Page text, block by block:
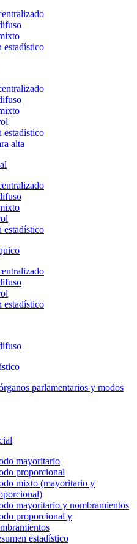
estadístico
estadístico
alta
estadístico
estadístico
parlamentarios y modos
mayoritario
proporcional
mixto (mayoritario y
mayoritario y nombramientos
proporcional y
estadístico